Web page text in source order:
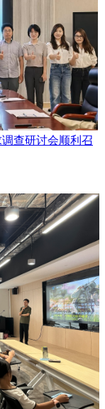
查研讨会顺利召